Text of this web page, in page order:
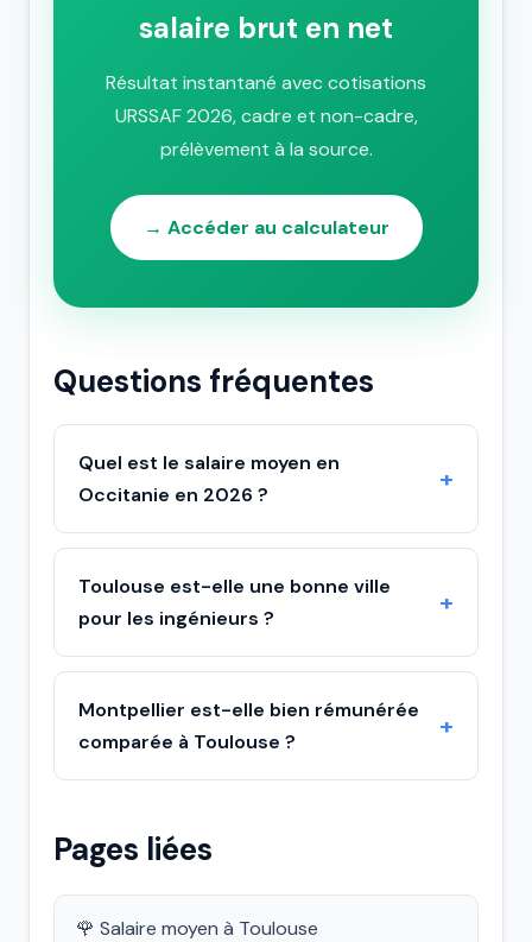
salaire brut en net
Résultat instantané avec cotisations
URSSAF 2026, cadre et non-cadre,
prélèvement à la source.
→ Accéder au calculateur
Questions fréquentes
Quel est le salaire moyen en
Occitanie en 2026 ?
Toulouse est-elle une bonne ville
pour les ingénieurs ?
Montpellier est-elle bien rémunérée
comparée à Toulouse ?
Pages liées
🌹 Salaire moyen à Toulouse